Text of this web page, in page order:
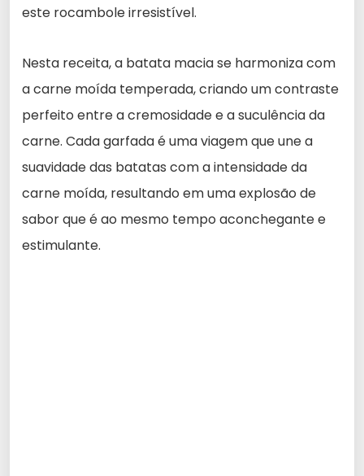
este rocambole irresistível.
Nesta receita, a batata macia se harmoniza com
a carne moída temperada, criando um contraste
perfeito entre a cremosidade e a suculência da
carne. Cada garfada é uma viagem que une a
suavidade das batatas com a intensidade da
carne moída, resultando em uma explosão de
sabor que é ao mesmo tempo aconchegante e
estimulante.